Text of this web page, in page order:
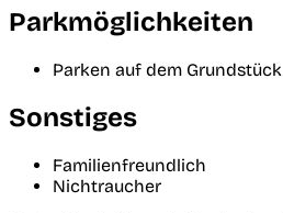
Parkmöglichkeiten
Parken auf dem Grundstück
Sonstiges
Familienfreundlich
Nichtraucher